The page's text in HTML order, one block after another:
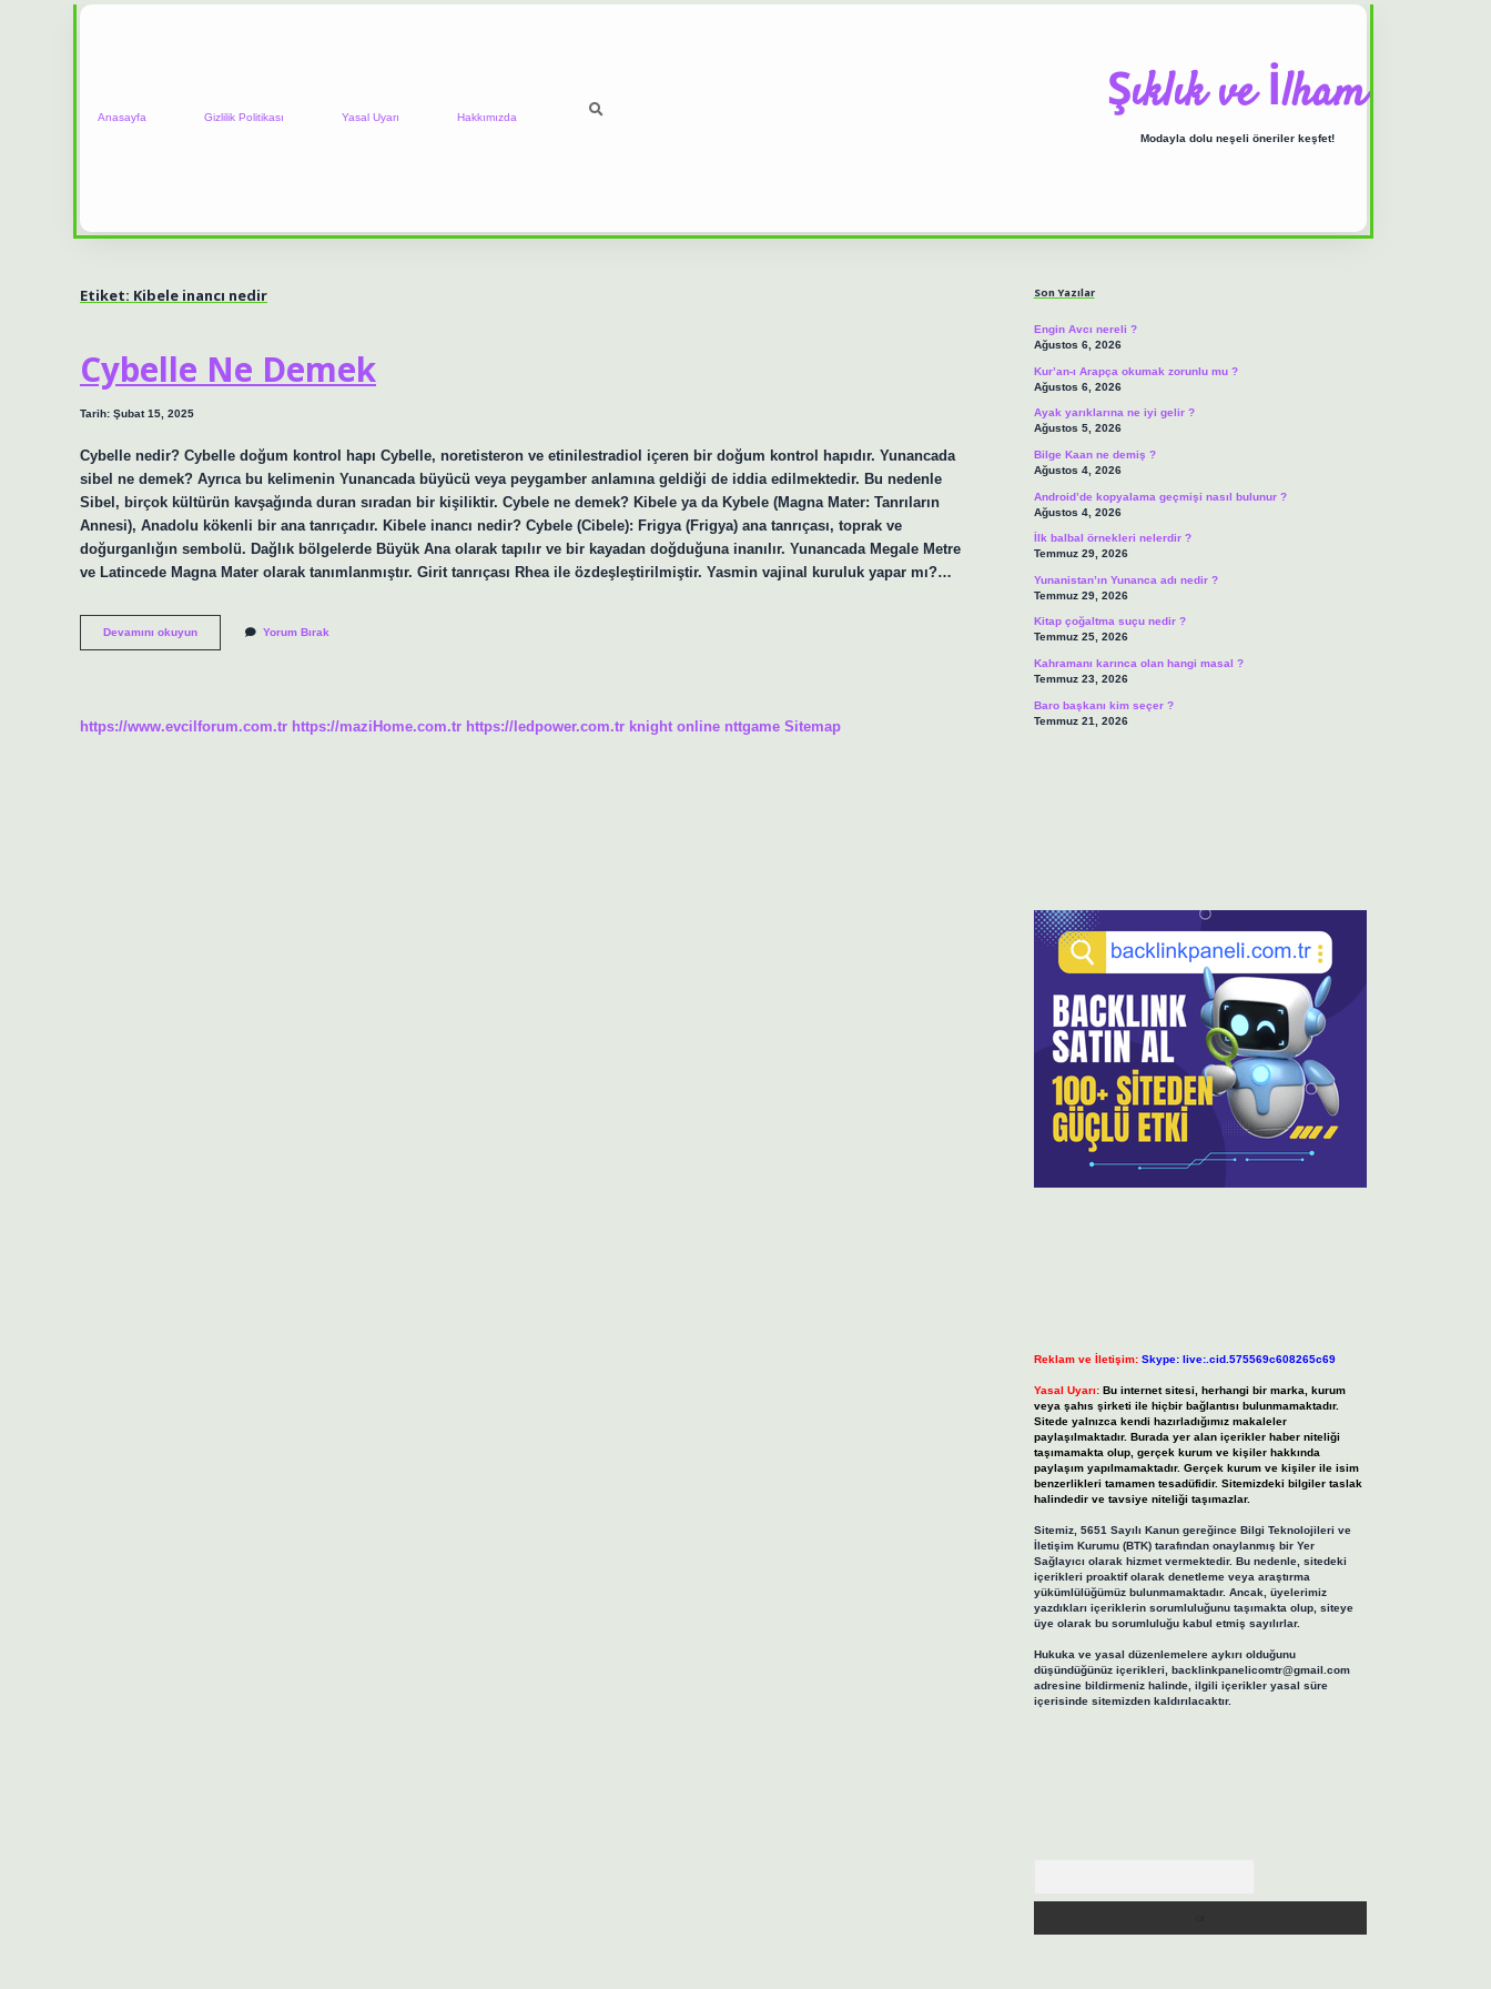
Anasayfa Gizlilik Politikası Yasal Uyarı Hakkımızda Şıklık ve İlham
Modayla dolu neşeli öneriler keşfet!
Etiket: Kibele inancı nedir
Cybelle Ne Demek
Tarih: Şubat 15, 2025
Cybelle nedir? Cybelle doğum kontrol hapı Cybelle, noretisteron ve etinilestradiol içeren bir doğum kontrol hapıdır. Yunancada
sibel ne demek? Ayrıca bu kelimenin Yunancada büyücü veya peygamber anlamına geldiği de iddia edilmektedir. Bu nedenle
Sibel, birçok kültürün kavşağında duran sıradan bir kişiliktir. Cybele ne demek? Kibele ya da Kybele (Magna Mater: Tanrıların
Annesi), Anadolu kökenli bir ana tanrıçadır. Kibele inancı nedir? Cybele (Cibele): Frigya (Frigya) ana tanrıçası, toprak ve
doğurganlığın sembolü. Dağlık bölgelerde Büyük Ana olarak tapılır ve bir kayadan doğduğuna inanılır. Yunancada Megale Metre
ve Latincede Magna Mater olarak tanımlanmıştır. Girit tanrıçası Rhea ile özdeşleştirilmiştir. Yasmin vajinal kuruluk yapar mı?…
Devamını okuyunCybelle
Ne
Yorum Bırak
https://www.evcilforum.com.tr https://maziHome.com.tr https://ledpower.com.tr knight online nttgame Sitemap
Son Yazılar
Engin Avcı nereli ?
Ağustos 6, 2026
Kur’an-ı Arapça okumak zorunlu mu ?
Ağustos 6, 2026
Ayak yarıklarına ne iyi gelir ?
Ağustos 5, 2026
Bilge Kaan ne demiş ?
Ağustos 4, 2026
Android’de kopyalama geçmişi nasıl bulunur ?
Ağustos 4, 2026
İlk balbal örnekleri nelerdir ?
Temmuz 29, 2026
Yunanistan’ın Yunanca adı nedir ?
Temmuz 29, 2026
Kitap çoğaltma suçu nedir ?
Temmuz 25, 2026
Kahramanı karınca olan hangi masal ?
Temmuz 23, 2026
Baro başkanı kim seçer ?
Temmuz 21, 2026
Reklam ve İletişim: Skype: live:.cid.575569c608265c69
Yasal Uyarı: Bu internet sitesi, herhangi bir marka, kurum
veya şahıs şirketi ile hiçbir bağlantısı bulunmamaktadır.
Sitede yalnızca kendi hazırladığımız makaleler
paylaşılmaktadır. Burada yer alan içerikler haber niteliği
taşımamakta olup, gerçek kurum ve kişiler hakkında
paylaşım yapılmamaktadır. Gerçek kurum ve kişiler ile isim
benzerlikleri tamamen tesadüfidir. Sitemizdeki bilgiler taslak
halindedir ve tavsiye niteliği taşımazlar.
Sitemiz, 5651 Sayılı Kanun gereğince Bilgi Teknolojileri ve
İletişim Kurumu (BTK) tarafından onaylanmış bir Yer
Sağlayıcı olarak hizmet vermektedir. Bu nedenle, sitedeki
içerikleri proaktif olarak denetleme veya araştırma
yükümlülüğümüz bulunmamaktadır. Ancak, üyelerimiz
yazdıkları içeriklerin sorumluluğunu taşımakta olup, siteye
üye olarak bu sorumluluğu kabul etmiş sayılırlar.
Hukuka ve yasal düzenlemelere aykırı olduğunu
düşündüğünüz içerikleri, backlinkpanelicomtr@gmail.com
adresine bildirmeniz halinde, ilgili içerikler yasal süre
içerisinde sitemizden kaldırılacaktır.
ilbet casinohttps://betexpergiris.casino/